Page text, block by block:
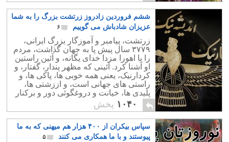
ششم فروردین زادروز زرتشت بزرگ را به شما
عزیزان شادباش می گوییم
۶
زرتشت، پیامبر و آموزگار بزرگ ایرانی،
۳۷۷۹ سال پیش پا به جهان گذاشت، مردم
را با اهورا مزدا خدای یگانه، و آئین راستین
او آشنا کرد. آئینی که مظهر پندار، گفتار، و
کردارنیک، یعنی همه خوبی ها، پاکی ها، و
راستی های جهانی است، و اززشتی ها،
پلیدی ها، خیانت و دروغگوئی دور و برکنار
است.۱۰۴۰ پخش
سپاس بیکران از ۴۰۰ هزار هم میهنی که به ما
پیوستند و با ما همکاری می کنند
۵